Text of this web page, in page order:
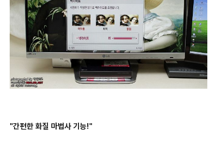
"간편한 화질 마법사 기능!"